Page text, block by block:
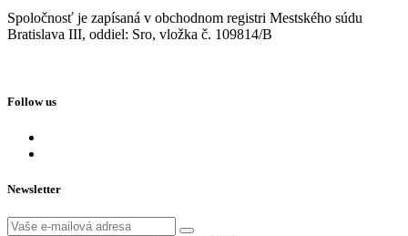
Spoločnosť je zapísaná v obchodnom registri Mestského súdu
Bratislava III, oddiel: Sro, vložka č. 109814/B
Follow us
Newsletter